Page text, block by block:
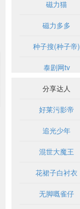
磁力猫
磁力多多
种子搜(种子帝)
泰剧网tv
分享达人
好莱污影帝
追光少年
混世大魔王
花裙子白衬衣
无脚嘅雀仔